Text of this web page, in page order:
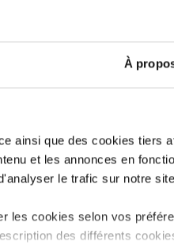
À
ainsi que des cookies tiers
et les annonces en
le trafic sur notre
les cookies selon vos
des différents
Webinar Tuesday
your